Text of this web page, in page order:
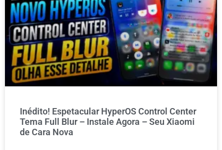
Inédito! Espetacular HyperOS Control Center
Tema Full Blur – Instale Agora – Seu Xiaomi
de Cara Nova